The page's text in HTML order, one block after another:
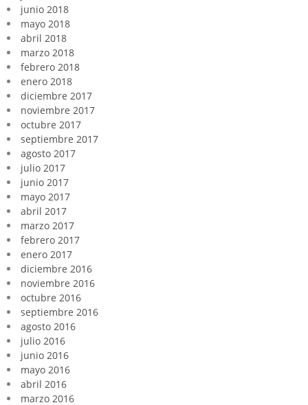
junio 2018
mayo 2018
abril 2018
marzo 2018
febrero 2018
enero 2018
diciembre 2017
noviembre 2017
octubre 2017
septiembre 2017
agosto 2017
julio 2017
junio 2017
mayo 2017
abril 2017
marzo 2017
febrero 2017
enero 2017
diciembre 2016
noviembre 2016
octubre 2016
septiembre 2016
agosto 2016
julio 2016
junio 2016
mayo 2016
abril 2016
marzo 2016